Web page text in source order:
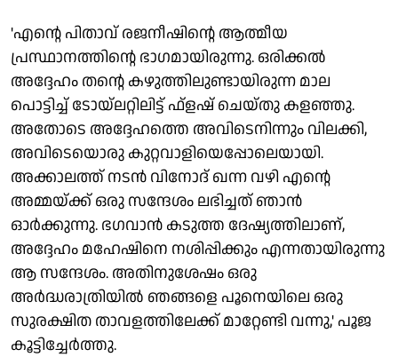
'എന്റെ പിതാവ് രജനീഷിന്റെ ആത്മീയ
പ്രസ്ഥാനത്തിന്റെ ഭാഗമായിരുന്നു. ഒരിക്കല്‍
അദ്ദേഹം തന്റെ കഴുത്തിലുണ്ടായിരുന്ന മാല
പൊട്ടിച്ച് ടോയ്ലറ്റിലിട്ട് ഫ്‌ളഷ് ചെയ്തു കളഞ്ഞു.
അതോടെ അദ്ദേഹത്തെ അവിടെനിന്നും വിലക്കി,
അവിടെയൊരു കുറ്റവാളിയെപ്പോലെയായി.
അക്കാലത്ത് നടന്‍ വിനോദ് ഖന്ന വഴി എന്റെ
അമ്മയ്ക്ക് ഒരു സന്ദേശം ലഭിച്ചത് ഞാന്‍
ഓര്‍ക്കുന്നു. ഭഗവാന്‍ കടുത്ത ദേഷ്യത്തിലാണ്,
അദ്ദേഹം മഹേഷിനെ നശിപ്പിക്കും എന്നതായിരുന്നു
ആ സന്ദേശം. അതിനുശേഷം ഒരു
അര്‍ദ്ധരാത്രിയില്‍ ഞങ്ങളെ പൂനെയിലെ ഒരു
സുരക്ഷിത താവളത്തിലേക്ക് മാറ്റേണ്ടി വന്നു,' പൂജ
കൂട്ടിച്ചേര്‍ത്തു.